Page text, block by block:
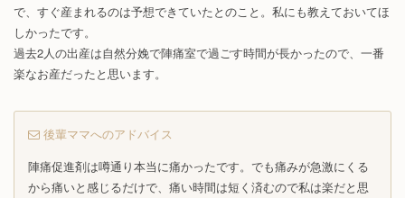
で、すぐ産まれるのは予想できていたとのこと。私にも教えておいてほ
しかったです。
過去2人の出産は自然分娩で陣痛室で過ごす時間が長かったので、一番
楽なお産だったと思います。
後輩ママへのアドバイス
陣痛促進剤は噂通り本当に痛かったです。でも痛みが急激にくる
から痛いと感じるだけで、痛い時間は短く済むので私は楽だと思